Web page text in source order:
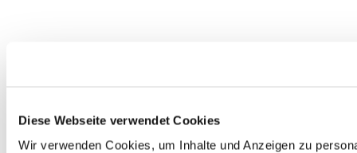
Diese Webseite verwendet Cookies
Wir verwenden Cookies, um Inhalte und Anzeigen zu